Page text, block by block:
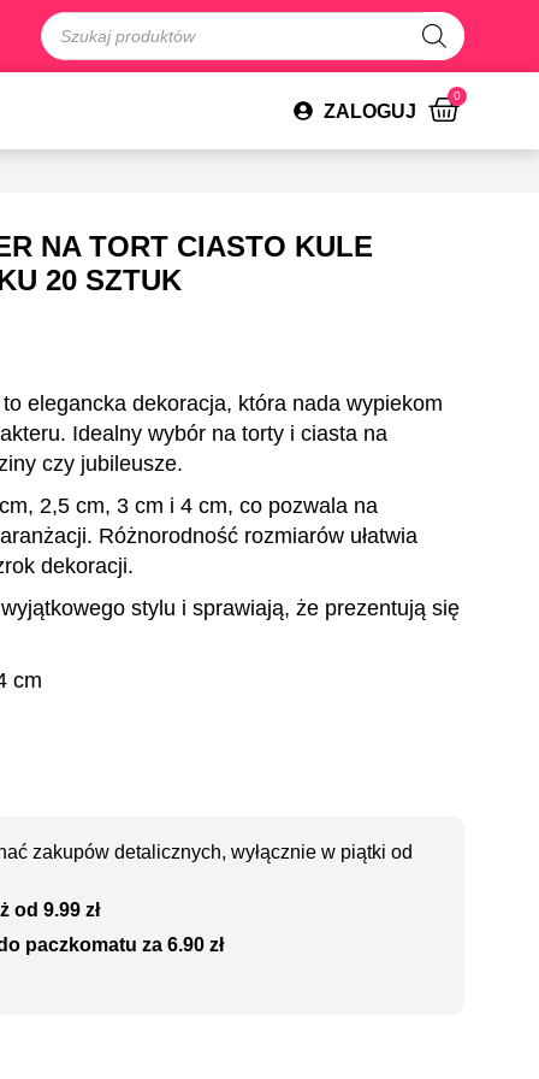
ZALOGUJ
0
NA TORT CIASTO KULE
20 SZTUK
elegancka dekoracja, która nada wypiekom
Idealny wybór na torty i ciasta na
czy jubileusze.
2,5 cm, 3 cm i 4 cm, co pozwala na
Różnorodność rozmiarów ułatwia
dekoracji.
stylu i sprawiają, że prezentują się
cm
zakupów detalicznych, wyłącznie w piątki od
od 9.99 zł
paczkomatu za 6.90 zł